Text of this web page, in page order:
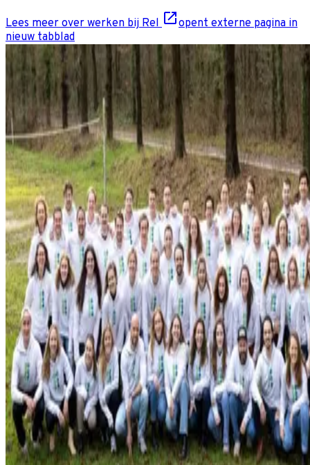
Lees meer over werken bij Rel
opent externe pagina in
nieuw tabblad